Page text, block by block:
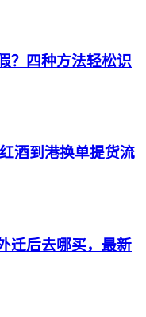
？四种方法轻松识
酒到港换单提货流
迁后去哪买，最新